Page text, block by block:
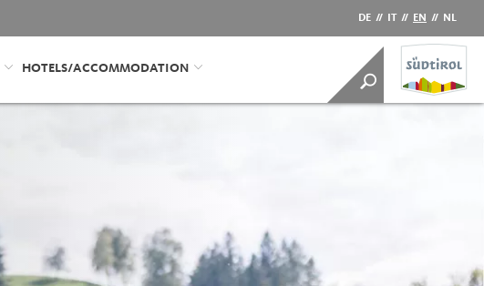
DE // IT // EN // NL
HOTELS/ACCOMMODATION